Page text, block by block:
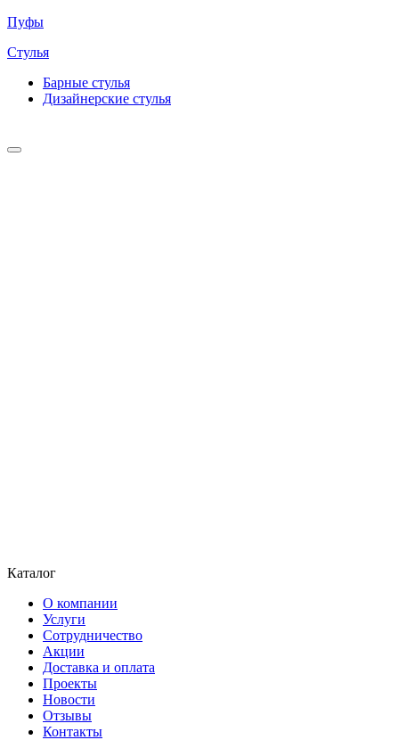
Пуфы
Стулья
Барные cтулья
Дизайнерские cтулья
Каталог
О компании
Услуги
Сотрудничество
Акции
Доставка и оплата
Проекты
Новости
Отзывы
Контакты